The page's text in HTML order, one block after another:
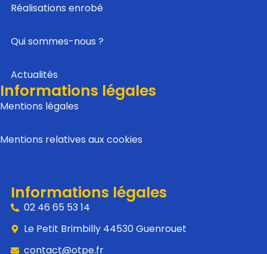
Réalisations enrobé
Qui sommes-nous ?
Actualités
Informations légales
Mentions légales
Mentions relatives aux cookies
Informations légales
02 46 65 53 14
Le Petit Brimbilly 44530 Guenrouet
contact@otpe.fr